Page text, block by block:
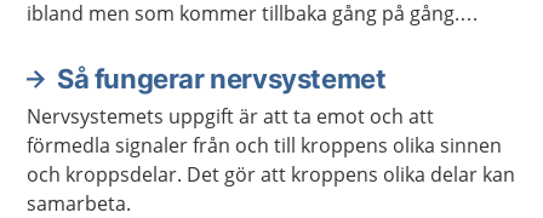
ibland men som kommer tillbaka gång på gång.
smärta kan du behöva en annan form av behandling.
Så fungerar nervsystemet
Nervsystemets uppgift är att ta emot och att
förmedla signaler från och till kroppens olika sinnen
och kroppsdelar. Det gör att kroppens olika delar kan
samarbeta.